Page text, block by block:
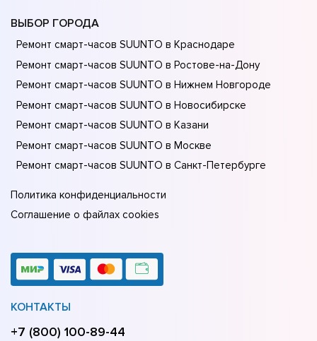
ВЫБОР ГОРОДА
Ремонт смарт-часов SUUNTO в Краснодаре
Ремонт смарт-часов SUUNTO в Ростове-на-Донy
Ремонт смарт-часов SUUNTO в Нижнем Новгороде
Ремонт смарт-часов SUUNTO в Новосибирске
Ремонт смарт-часов SUUNTO в Казани
Ремонт смарт-часов SUUNTO в Москве
Ремонт смарт-часов SUUNTO в Санкт-Петербурге
Политика конфиденциальности
Соглашение о файлах cookies
КОНТАКТЫ
+7 (800) 100-89-44